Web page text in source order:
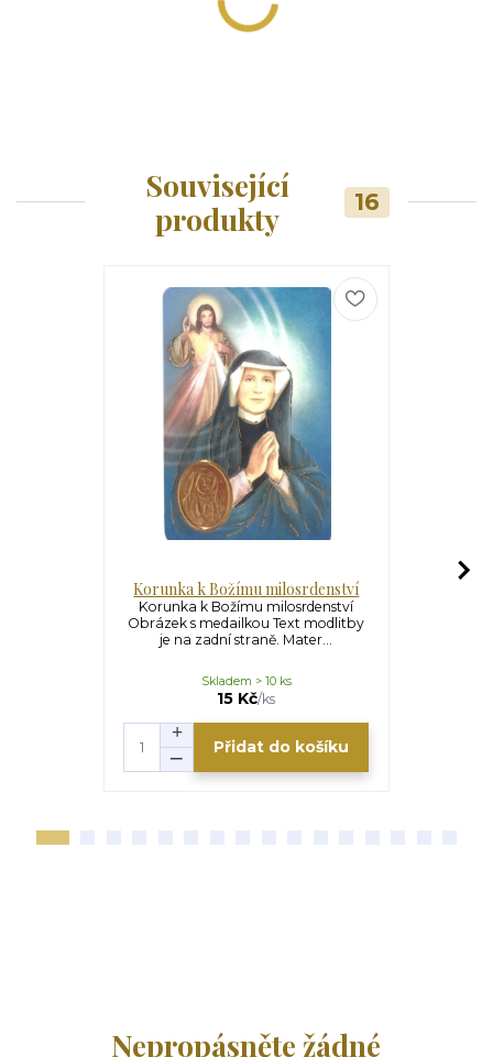
Související
produkty
16
Korunka k Božímu milosrdenství
Korunka k Božímu milosrdenství
Obrázek s medailkou Text modlitby
je na zadní straně. Mater...
15 Kč/ks
Skladem > 10 ks
Přidat do košíku
Nepropásněte žádné